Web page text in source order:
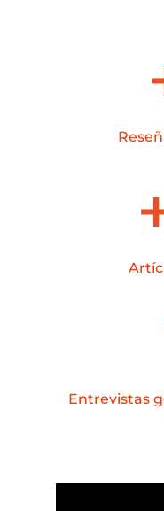
Entrevistas